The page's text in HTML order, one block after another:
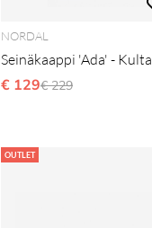
NORDAL
Seinäkaappi 'Ada' - Kulta
€ 129Normaali hinta
€ 229
OUTLET